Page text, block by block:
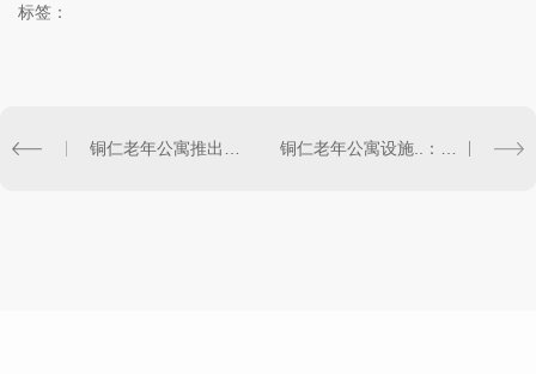
标签：